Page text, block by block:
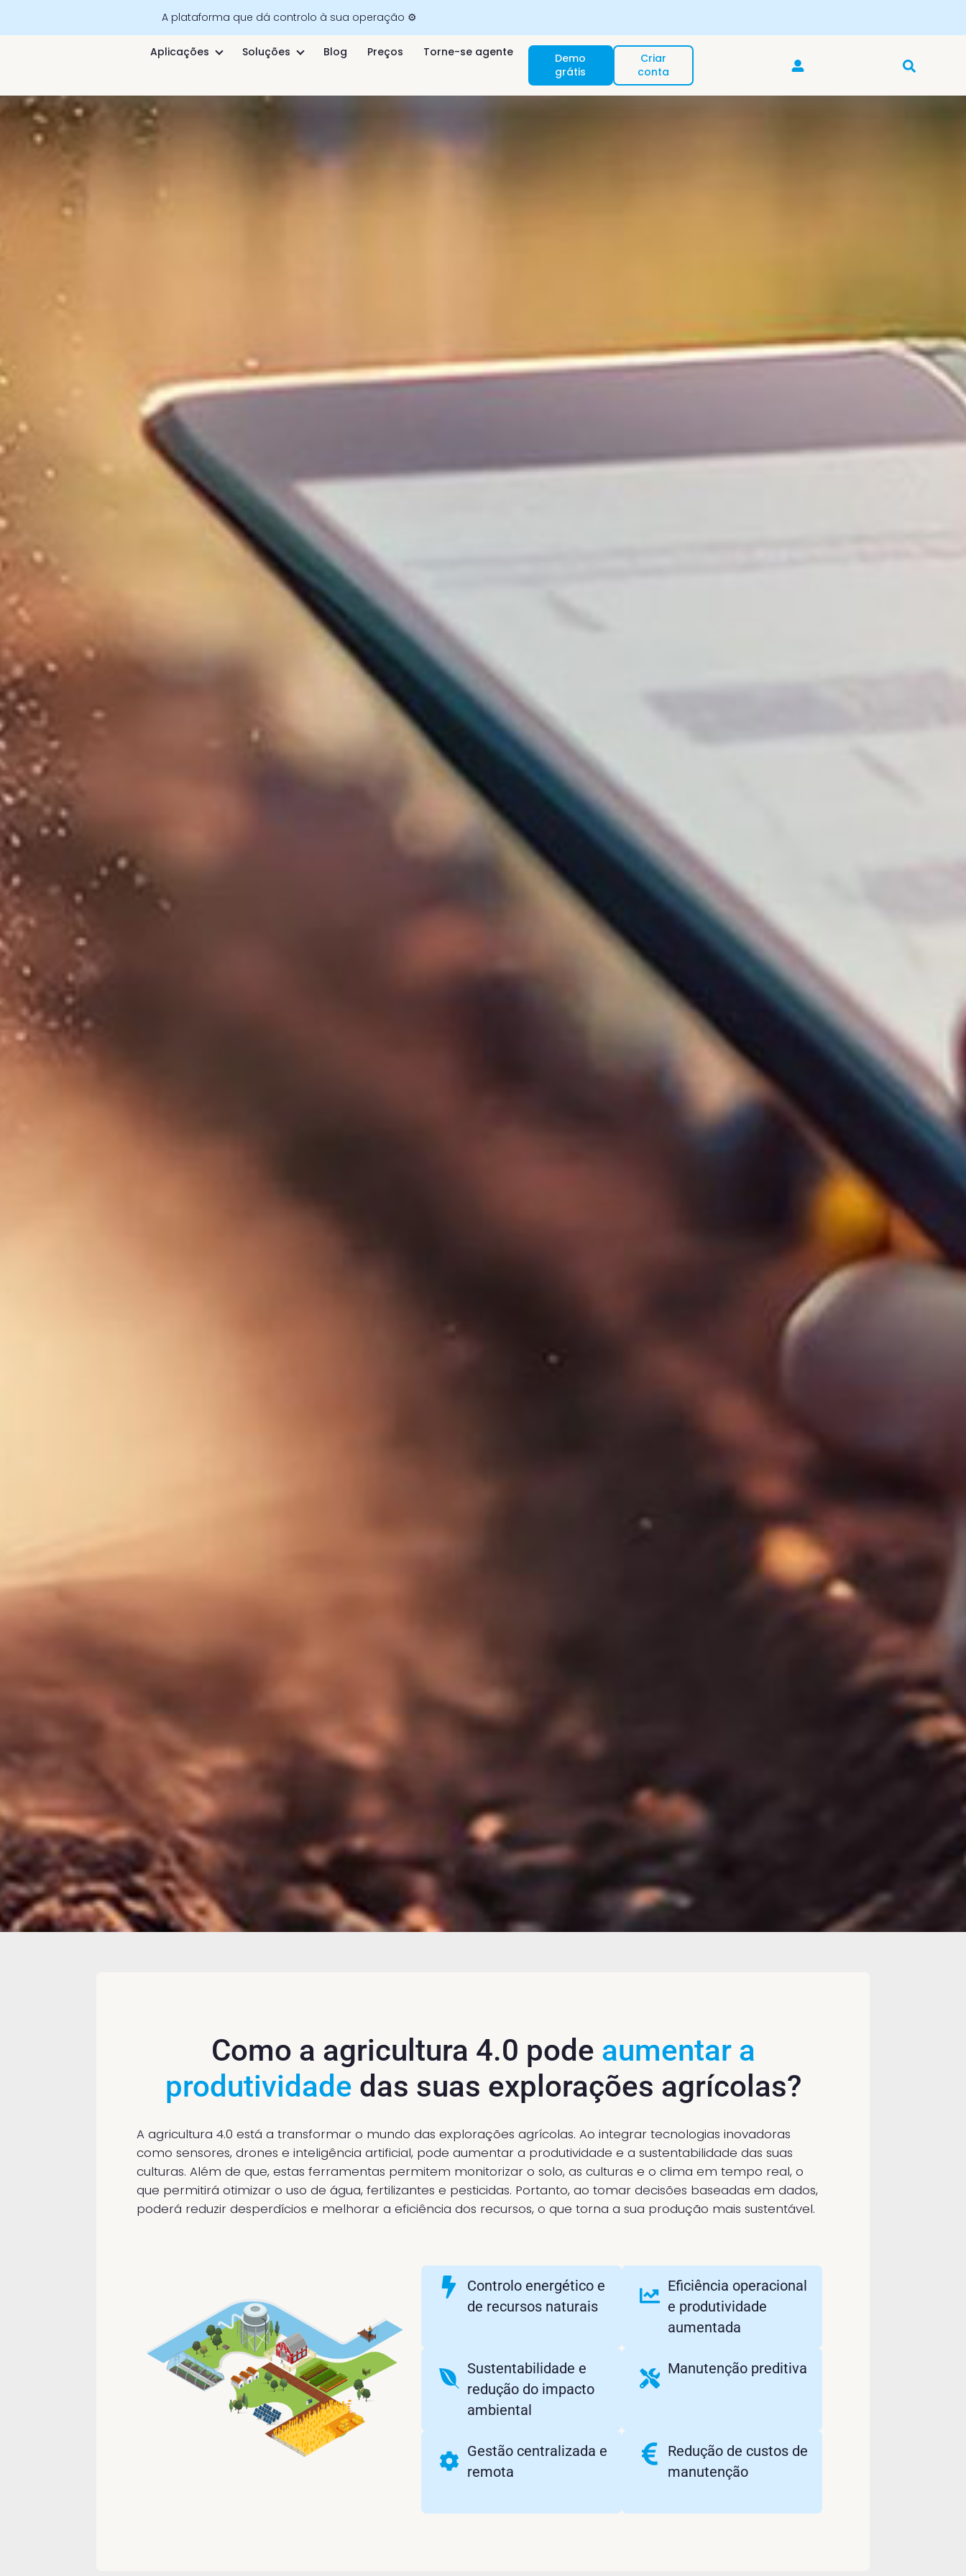
A plataforma que dá controlo à sua operação ⚙️
Aplicações Soluções Blog Preços Torne-se agente
Demo
grátis
Criar
conta
Como a agricultura 4.0 pode aumentar a
produtividade das suas explorações agrícolas?
A agricultura 4.0 está a transformar o mundo das explorações agrícolas. Ao integrar tecnologias inovadoras
como sensores, drones e inteligência artificial, pode aumentar a produtividade e a sustentabilidade das suas
culturas. Além de que, estas ferramentas permitem monitorizar o solo, as culturas e o clima em tempo real, o
que permitirá otimizar o uso de água, fertilizantes e pesticidas. Portanto, ao tomar decisões baseadas em dados,
poderá reduzir desperdícios e melhorar a eficiência dos recursos, o que torna a sua produção mais sustentável.
Controlo energético e
de recursos naturais
Eficiência operacional
e produtividade
aumentada
Sustentabilidade e
redução do impacto
ambiental
Manutenção preditiva
Gestão centralizada e
remota
Redução de custos de
manutenção